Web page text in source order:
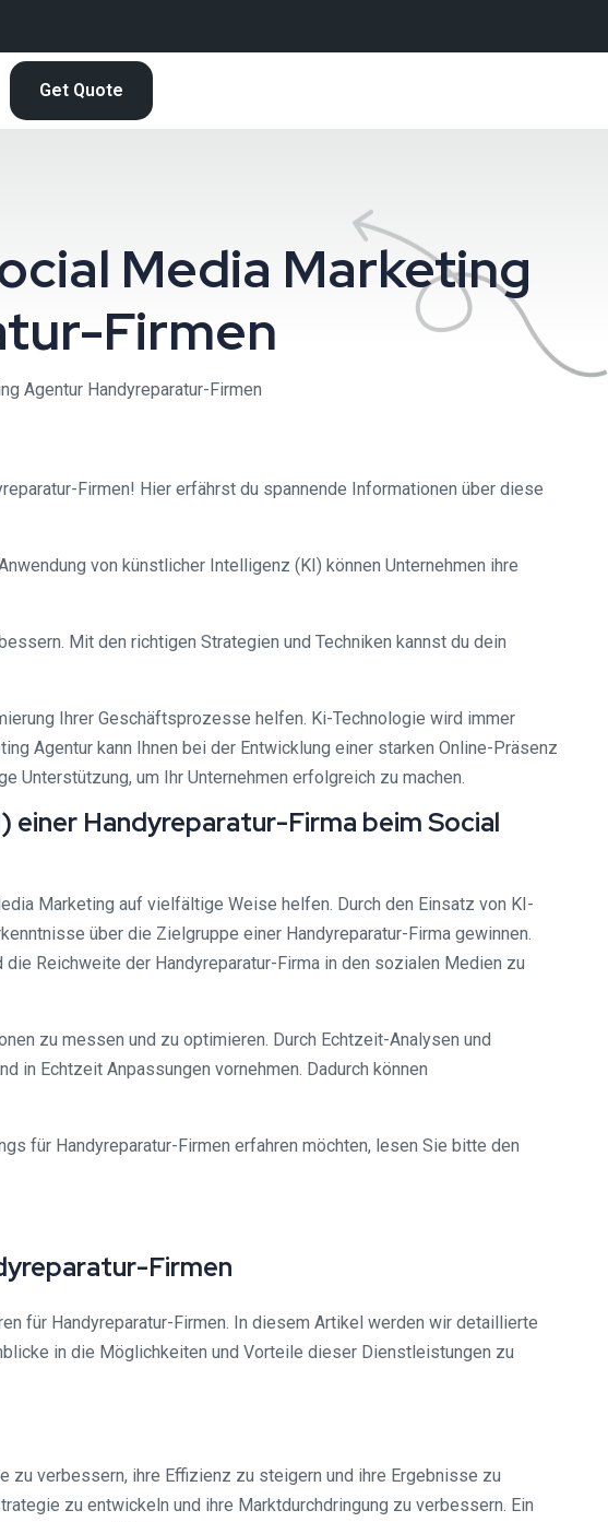
Get Quote
Media Marketing
Firmen
Agentur Handyreparatur-Firmen
Firmen! Hier erfährst du spannende Informationen über diese
von künstlicher Intelligenz (KI) können Unternehmen ihre
Mit den richtigen Strategien und Techniken kannst du dein
Ihrer Geschäftsprozesse helfen. Ki-Technologie wird immer
Agentur kann Ihnen bei der Entwicklung einer starken Online-Präsenz
Unterstützung, um Ihr Unternehmen erfolgreich zu machen.
einer Handyreparatur-Firma beim Social
Marketing auf vielfältige Weise helfen. Durch den Einsatz von KI-
über die Zielgruppe einer Handyreparatur-Firma gewinnen.
Reichweite der Handyreparatur-Firma in den sozialen Medien zu
zu messen und zu optimieren. Durch Echtzeit-Analysen und
in Echtzeit Anpassungen vornehmen. Dadurch können
für Handyreparatur-Firmen erfahren möchten, lesen Sie bitte den
Firmen
für Handyreparatur-Firmen. In diesem Artikel werden wir detaillierte
in die Möglichkeiten und Vorteile dieser Dienstleistungen zu
verbessern, ihre Effizienz zu steigern und ihre Ergebnisse zu
zu entwickeln und ihre Marktdurchdringung zu verbessern. Ein